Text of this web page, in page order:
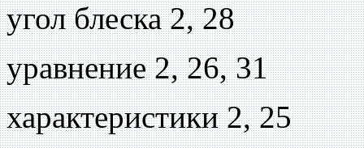
угол блеска 2, 28
уравнение 2, 26, 31
характеристики 2, 25